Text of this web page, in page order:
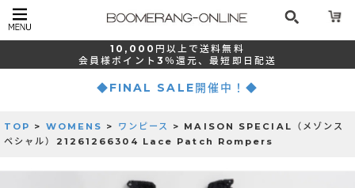
10,000 円以上で送料無料
会員様ポイント 3％還元、最短 即日配送
◆FINAL SALE開催中！◆
TOP > WOMENS > ワンピース
> MAISON SPECIAL（メゾンス
ペシャル）21261266304 Lace Patch Rompers